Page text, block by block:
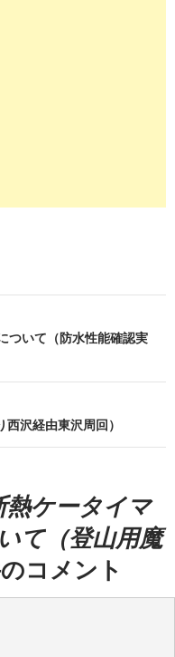
ついて（防水性能確認実
沢経由東沢周回）
熱ケータイマ
て（登山用魔
コメント